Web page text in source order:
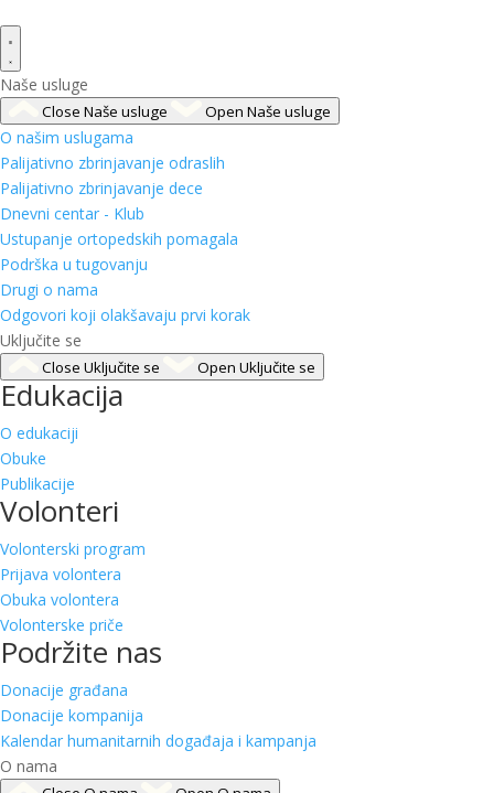
Naše usluge
Close Naše usluge Open Naše usluge
O našim uslugama
Palijativno zbrinjavanje odraslih
Palijativno zbrinjavanje dece
Dnevni centar - Klub
Ustupanje ortopedskih pomagala
Podrška u tugovanju
Drugi o nama
Odgovori koji olakšavaju prvi korak
Uključite se
Close Uključite se Open Uključite se
Edukacija
O edukaciji
Obuke
Publikacije
Volonteri
Volonterski program
Prijava volontera
Obuka volontera
Volonterske priče
Podržite nas
Donacije građana
Donacije kompanija
Kalendar humanitarnih događaja i kampanja
O nama